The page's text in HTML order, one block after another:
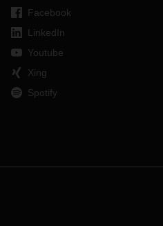
Facebook
LinkedIn
Youtube
Xing
Spotify